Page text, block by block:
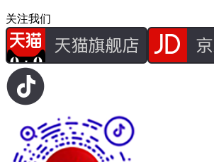
关注我们